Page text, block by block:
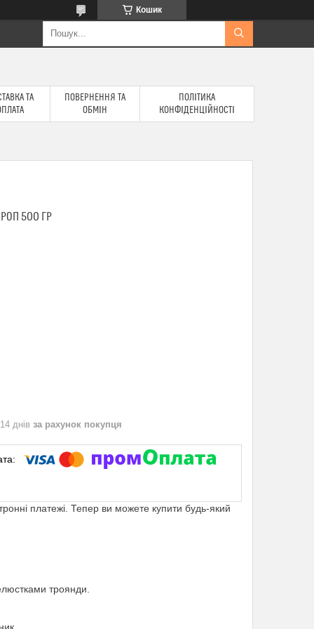
Кошик
ТА
ПОВЕРНЕННЯ ТА
ОБМІН
ПОЛІТИКА
КОНФІДЕНЦІЙНОСТІ
500 ГР
днів за рахунок покупця
платежі. Тепер ви можете купити будь-який
троянди.